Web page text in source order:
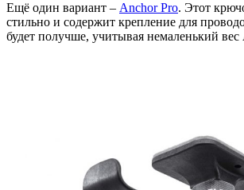
Ещё один вариант – Anchor Pro. Этот
стильно и содержит крепление для
будет получше, учитывая немаленький